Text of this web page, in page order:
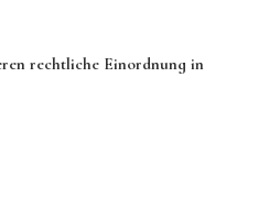
rechtliche Einordnung in